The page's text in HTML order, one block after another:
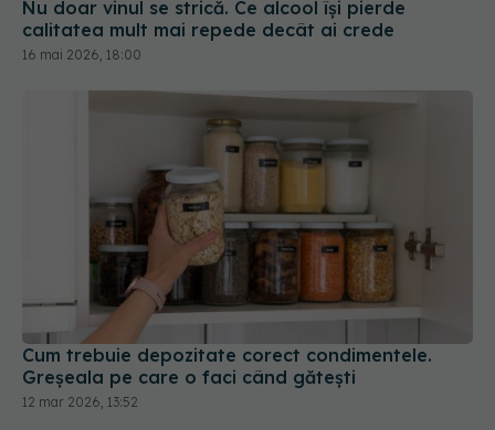
Cum trebuie depozitate corect condimentele.
Greșeala pe care o faci când gătești
12 mar 2026, 13:52